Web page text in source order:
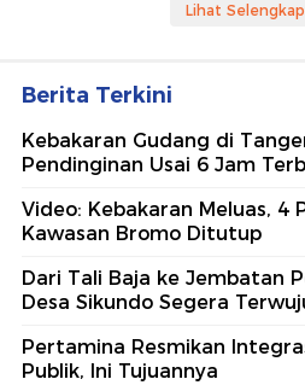
Lihat
Berita Terkini
Kebakaran Gudang di
Pendinginan Usai 6 Jam
Video: Kebakaran Meluas, 4
Kawasan Bromo Ditutup
Dari Tali Baja ke Jembatan
Desa Sikundo Segera
Pertamina Resmikan
Publik, Ini Tujuannya